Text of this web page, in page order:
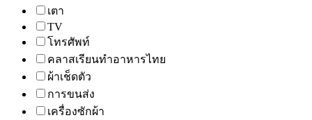
เตา
TV
โทรศัพท์
คลาสเรียนทำอาหารไทย
ผ้าเช็ดตัว
การขนส่ง
เครื่องซักผ้า